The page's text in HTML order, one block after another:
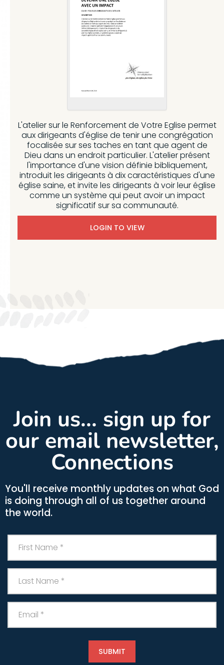
L'atelier sur le Renforcement de Votre Eglise permet
aux dirigeants d'église de tenir une congrégation
focalisée sur ses taches en tant que agent de
Dieu dans un endroit particulier. L'atelier présent
l'importance d'une vision définie bibliquement,
introduit les dirigeants à dix caractéristiques d'une
église saine, et invite les dirigeants à voir leur église
comme un système qui peut avoir un impact
significatif sur sa communauté.
LOGIN TO VIEW
Join us... sign up for
our email newsletter,
Connections
You'll receive monthly updates on what God
is doing through all of us together around
the world.